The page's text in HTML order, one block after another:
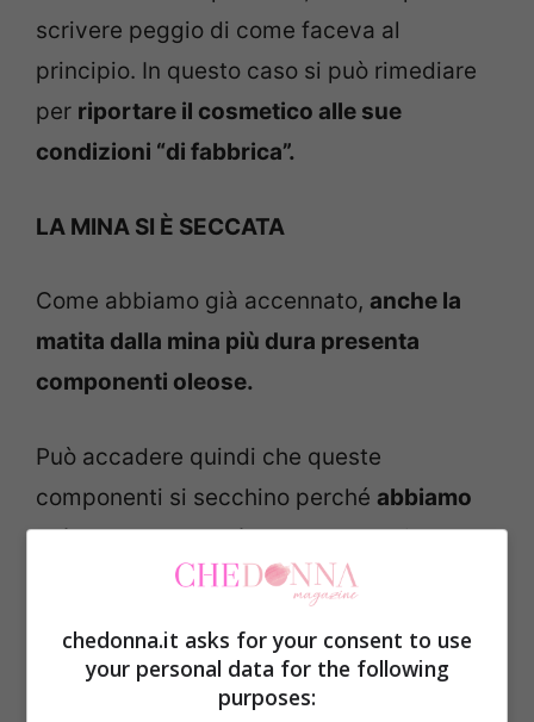
scrivere peggio di come faceva al
principio. In questo caso si può rimediare
per riportare il cosmetico alle sue
condizioni “di fabbrica”.
LA MINA SI È SECCATA
Come abbiamo già accennato, anche la
matita dalla mina più dura presenta
componenti oleose.
Può accadere quindi che queste
componenti si secchino perché abbiamo
chiuso male la matitaoppure l’abbiamo
lasciata senza cappuccio protettivo.
In questo caso la strategia migliore per
recuperare una matita che non scrive più
chedonna.it asks for your consent to use
your personal data for the following
purposes: